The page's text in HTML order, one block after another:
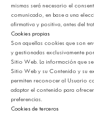
mismas será necesario el
comunicado, en base a una
afirmativa y positiva, antes del
Cookies propias
Son aquellas cookies que son
y gestionadas exclusivamente
Sitio Web. La información que
Sitio Web y su Contenido y su
permiten reconocer al Usuario
adaptar el contenido para
preferencias.
Cookies de terceros